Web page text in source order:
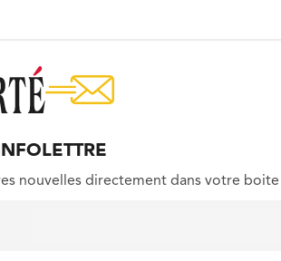
nouvelles directement dans votre